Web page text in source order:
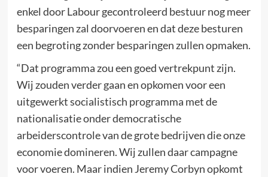
enkel door Labour gecontroleerd bestuur nog meer
besparingen zal doorvoeren en dat deze besturen
een begroting zonder besparingen zullen opmaken.
“Dat programma zou een goed vertrekpunt zijn.
Wij zouden verder gaan en opkomen voor een
uitgewerkt socialistisch programma met de
nationalisatie onder democratische
arbeiderscontrole van de grote bedrijven die onze
economie domineren. Wij zullen daar campagne
voor voeren. Maar indien Jeremy Corbyn opkomt